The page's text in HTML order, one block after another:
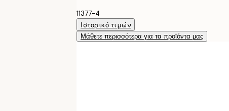
11377-4
Ιστορικό τιμών
Μάθετε περισσότερα για τα προϊόντα μας